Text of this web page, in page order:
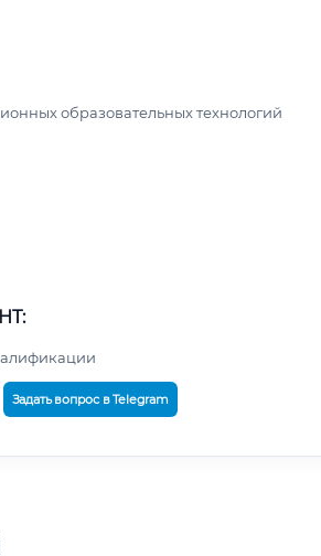
образовательных технологий
Задать вопрос в Telegram